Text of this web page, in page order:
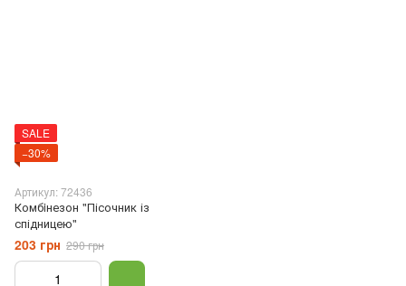
SALE
−30%
Артикул: 72436
Комбiнезон "Пісочник із
спідницею"
203 грн 290 грн